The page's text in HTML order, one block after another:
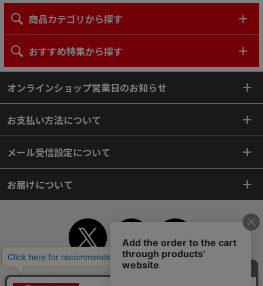
商品カテゴリから探す
おすすめ特集から探す
オンラインショップ営業日のお知らせ
お支払い方法について
メール受信設定について
お届けについて
TOP 初めてご利用のお客様へ